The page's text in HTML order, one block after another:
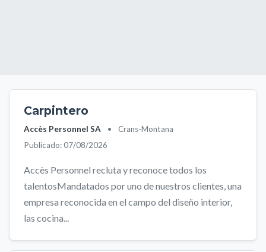
Carpintero
Accès Personnel SA •
Crans-Montana
Publicado: 07/08/2026
Accès Personnel recluta y reconoce todos los
talentosMandatados por uno de nuestros clientes, una
empresa reconocida en el campo del diseño interior,
las cocina...